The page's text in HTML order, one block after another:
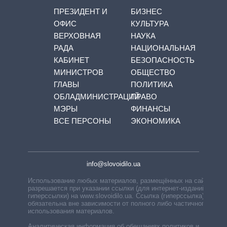
ПРЕЗИДЕНТ И
ОФИС
ВЕРХОВНАЯ
РАДА
КАБИНЕТ
МИНИСТРОВ
ГЛАВЫ
ОБЛАДМИНИСТРАЦИЙ
МЭРЫ
ВСЕ ПЕРСОНЫ
БИЗНЕС
КУЛЬТУРА
НАУКА
НАЦИОНАЛЬНАЯ
БЕЗОПАСНОСТЬ
ОБЩЕСТВО
ПОЛИТИКА
ПРАВО
ФИНАНСЫ
ЭКОНОМИКА
info@slovoidilo.ua
Использование любых материалов, размещённых на сайте,
разрешается при указании ссылки (для интернет-изданий —
гиперссылки) на www.slovoidilo.ua. Ссылка (гиперссылка)
обязательна вне зависимости от полного либо частичного
использования материалов.